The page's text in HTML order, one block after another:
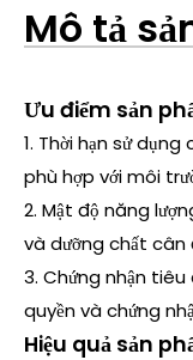
Mô tả
Ưu điểm sản
1. Thời hạn sử
phù hợp với môi
2. Mật độ năng
và dưỡng chất cân
3. Chứng nhận
quyền và chứng
Hiệu quả sản